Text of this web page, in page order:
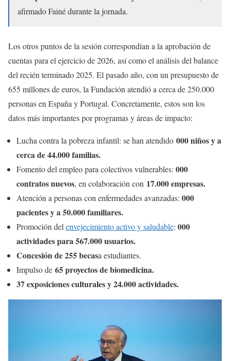
afirmado Fainé durante la jornada.
Los otros puntos de la sesión correspondían a la aprobación de
cuentas para el ejercicio de 2026, así como el análisis del balance
del recién terminado 2025. El pasado año, con un presupuesto de
655 millones de euros, la Fundación atendió a cerca de 250.000
personas en España y Portugal. Concretamente, estos son los
datos más importantes por programas y áreas de impacto:
Lucha contra la pobreza infantil: se han atendido 000 niños y a
cerca de 44.000 familias.
Fomento del empleo para colectivos vulnerables: 000
contratos nuevos, en colaboración con 17.000 empresas.
Atención a personas con enfermedades avanzadas: 000
pacientes y a 50.000 familiares.
Promoción del envejecimiento activo y saludable: 000
actividades para 567.000 usuarios.
Concesión de 255 becasa estudiantes.
Impulso de 65 proyectos de biomedicina.
37 exposiciones culturales y 24.000 actividades.